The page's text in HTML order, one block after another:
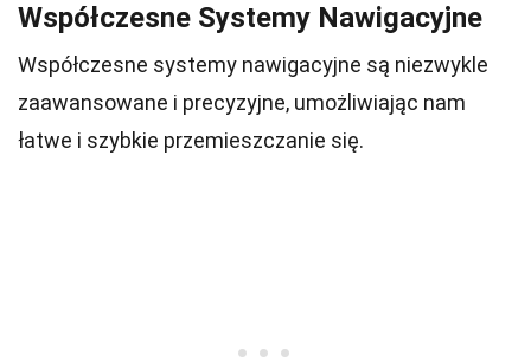
Współczesne Systemy Nawigacyjne
Współczesne systemy nawigacyjne są niezwykle
zaawansowane i precyzyjne, umożliwiając nam
łatwe i szybkie przemieszczanie się.